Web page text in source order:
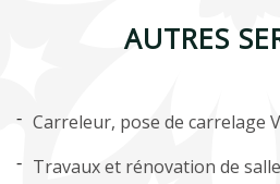
AUTRES
Carreleur, pose de carrelage
Travaux et rénovation de